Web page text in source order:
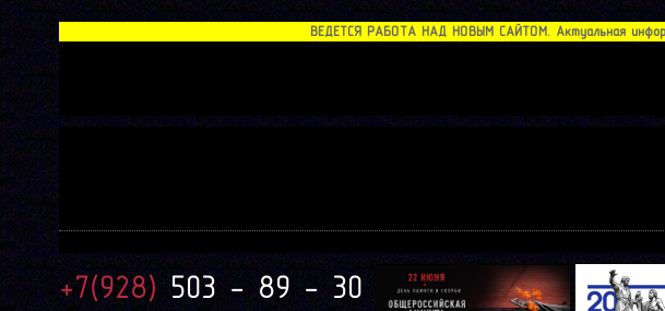
ВЕДЕТСЯ РАБОТА НАД НОВЫМ САЙТОМ. Актуальная
+7(928) 503 - 89 - 30